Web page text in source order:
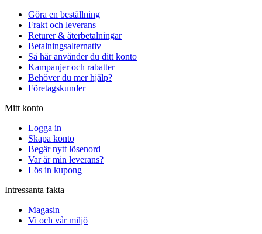
Göra en beställning
Frakt och leverans
Returer & återbetalningar
Betalningsalternativ
Så här använder du ditt konto
Kampanjer och rabatter
Behöver du mer hjälp?
Företagskunder
Mitt konto
Logga in
Skapa konto
Begär nytt lösenord
Var är min leverans?
Lös in kupong
Intressanta fakta
Magasin
Vi och vår miljö